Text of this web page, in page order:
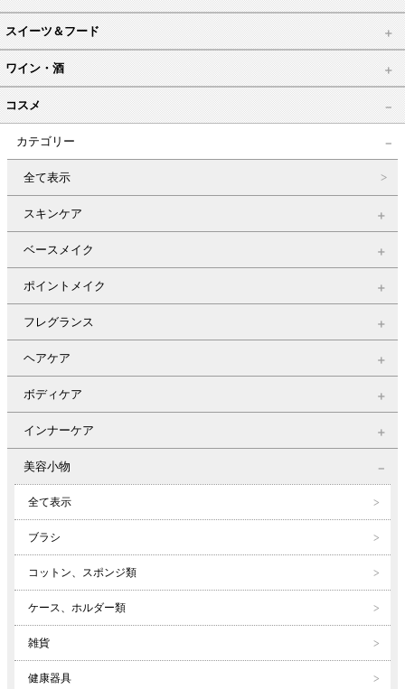
スイーツ＆フード
ワイン・酒
コスメ
カテゴリー
全て表示
スキンケア
ベースメイク
ポイントメイク
フレグランス
ヘアケア
ボディケア
インナーケア
美容小物
全て表示
ブラシ
コットン、スポンジ類
ケース、ホルダー類
雑貨
健康器具